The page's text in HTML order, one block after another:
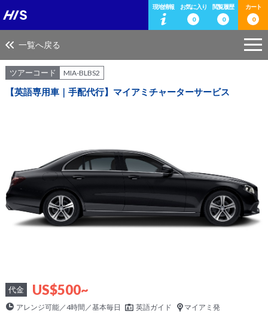
現地情報
お気に入り
0
閲覧履歴
0
カート
0
一覧へ戻る
ツアーコード MIA-BLBS2
【英語専用車｜手配代行】マイアミチャーターサービス
代金 US$500~
アレンジ可能／4時間／基本毎日 英語ガイド マイアミ発